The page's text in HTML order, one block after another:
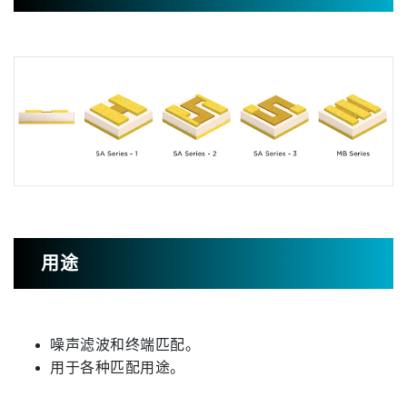
用途
噪声滤波和终端匹配。
用于各种匹配用途。